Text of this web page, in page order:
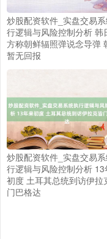
炒股配资软件_实盘交易系
行逻辑与风险控制分析 韩
方称朝鲜辐照弹说念导弹
暂无回报
炒股配资软件_实盘交易
行逻辑与风险控制分析 13
初度 土耳其总统到访伊拉
门巴格达
上证综指